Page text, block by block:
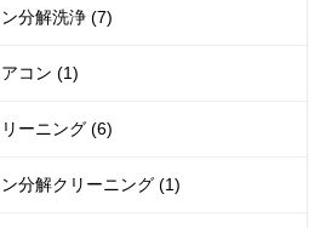
分解洗浄 (7)
コン (1)
ーニング (6)
分解クリーニング (1)